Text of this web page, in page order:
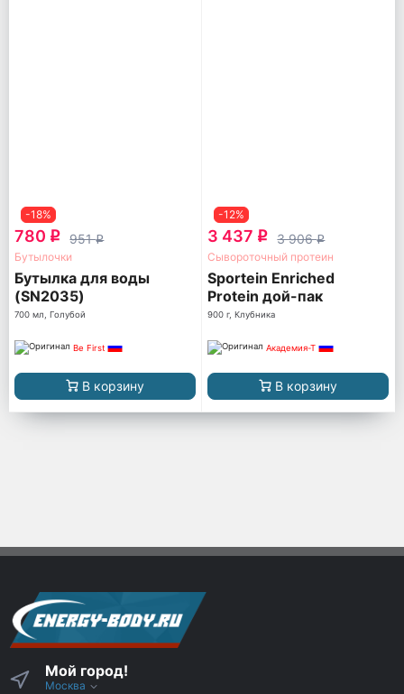
-18%
780 q 951q
Бутылочки
Бутылка для воды
(SN2035)
700 мл, Голубой
Be First
В корзину
-12%
3 437 q 3 906q
Сывороточный протеин
Sportein Enriched
Protein дой-пак
900 г, Клубника
Академия-Т
В корзину
Мой город!
Москва